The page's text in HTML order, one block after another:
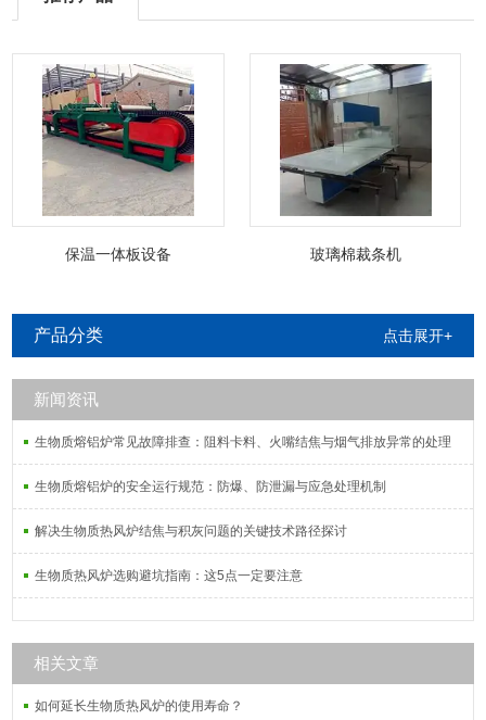
保温一体板设备 玻璃棉裁条机
产品分类 点击展开+
新闻资讯
生物质熔铝炉常见故障排查：阻料卡料、火嘴结焦与烟气排放异常的处理
生物质熔铝炉的安全运行规范：防爆、防泄漏与应急处理机制
解决生物质热风炉结焦与积灰问题的关键技术路径探讨
生物质热风炉选购避坑指南：这5点一定要注意
相关文章
如何延长生物质热风炉的使用寿命？